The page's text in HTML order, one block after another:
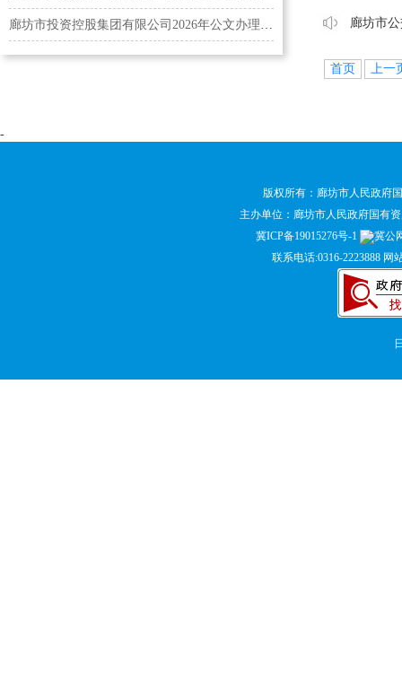
廊坊市投资控股集团有限公司2026年公文办理写作培训会 廊坊市
首页 上一
-
版权所有：廊坊市人民政府
主办单位：廊坊市人民政府国有
冀ICP备19015276号-1
冀公
联系电话:0316-2223888 网